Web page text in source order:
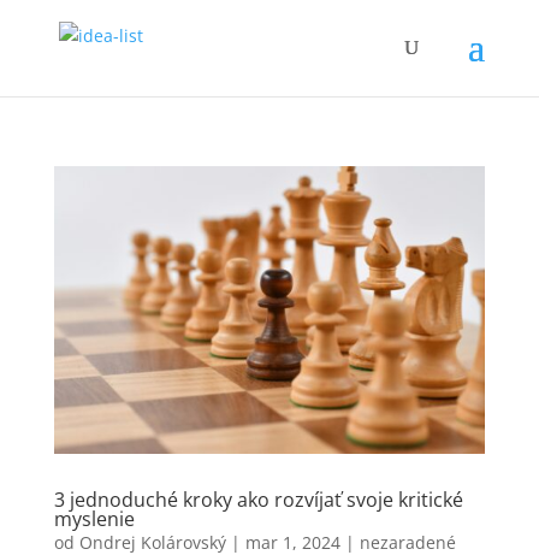
3 jednoduché kroky ako rozvíjať svoje kritické
myslenie
od Ondrej Kolárovský| mar 1, 2024| nezaradené